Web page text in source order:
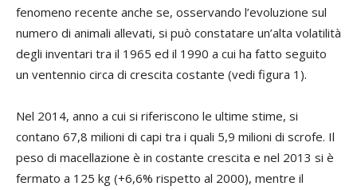
fenomeno recente anche se, osservando l’evoluzione sul
numero di animali allevati, si può constatare un’alta volatilità
degli inventari tra il 1965 ed il 1990 a cui ha fatto seguito
un ventennio circa di crescita costante (vedi figura 1).
Nel 2014, anno a cui si riferiscono le ultime stime, si
contano 67,8 milioni di capi tra i quali 5,9 milioni di scrofe. Il
peso di macellazione è in costante crescita e nel 2013 si è
fermato a 125 kg (+6,6% rispetto al 2000), mentre il